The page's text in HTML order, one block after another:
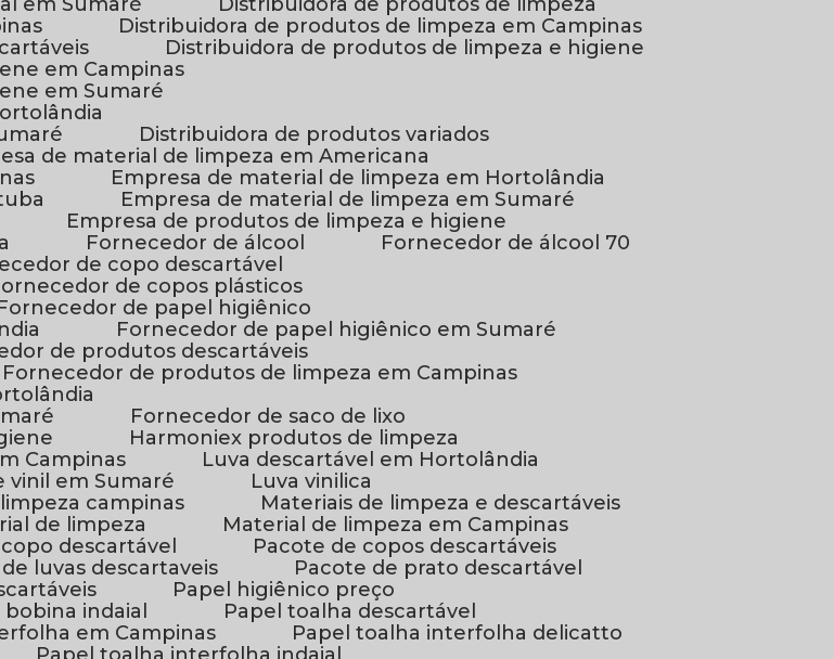
Distribuidora de produtos de limpeza em Campinas
Distribuidora de produtos de limpeza e higiene
em Campinas
em Sumaré
Distribuidora de produtos variados
de material de limpeza em Americana
Empresa de material de limpeza em Hortolândia
Empresa de material de limpeza em Sumaré
Empresa de produtos de limpeza e higiene
Fornecedor de álcool
Fornecedor de álcool 70
de copo descartável
Fornecedor de copos plásticos
Fornecedor de papel higiênico
Fornecedor de papel higiênico em Sumaré
de produtos descartáveis
Fornecedor de produtos de limpeza em Campinas
Fornecedor de saco de lixo
Harmoniex produtos de limpeza
Campinas
Luva descartável em Hortolândia
vinil em Sumaré
Luva vinilica
limpeza campinas
Materiais de limpeza e descartáveis
de limpeza
Material de limpeza em Campinas
copo descartável
Pacote de copos descartáveis
de luvas descartaveis
Pacote de prato descartável
Papel higiênico preço
bobina indaial
Papel toalha descartável
em Campinas
Papel toalha interfolha delicatto